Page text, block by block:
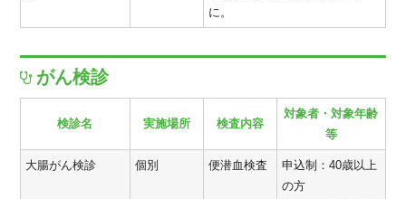
に。
がん検診
検診名 実施場所 検査内容
対象者・対象年齢
等
大腸がん検診 個別 便潜血検査
申込制：40歳以上
の方